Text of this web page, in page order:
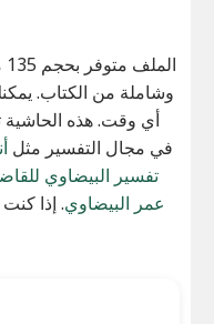
وشاملة من الكتاب.
أي وقت. هذه
في مجال التفسير مثل
تفسير البيضاوي
عمر البيضاوي. إذا